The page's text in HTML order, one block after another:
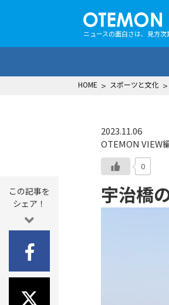
ニュースの面白さは、見方
HOME > スポーツと文化 >
2023.11.06
OTEMON VIEW
0
宇治橋
この記事を
シェア！